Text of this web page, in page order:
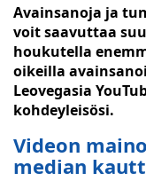
Avainsanoja ja
voit saavuttaa
houkutella
oikeilla
Leovegasia
kohdeyleisösi.
Videon
median